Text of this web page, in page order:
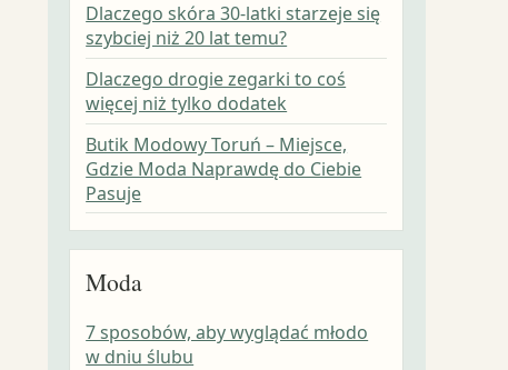
Dlaczego skóra 30-latki starzeje się
szybciej niż 20 lat temu?
Dlaczego drogie zegarki to coś
więcej niż tylko dodatek
Butik Modowy Toruń – Miejsce,
Gdzie Moda Naprawdę do Ciebie
Pasuje
Moda
7 sposobów, aby wyglądać młodo
w dniu ślubu